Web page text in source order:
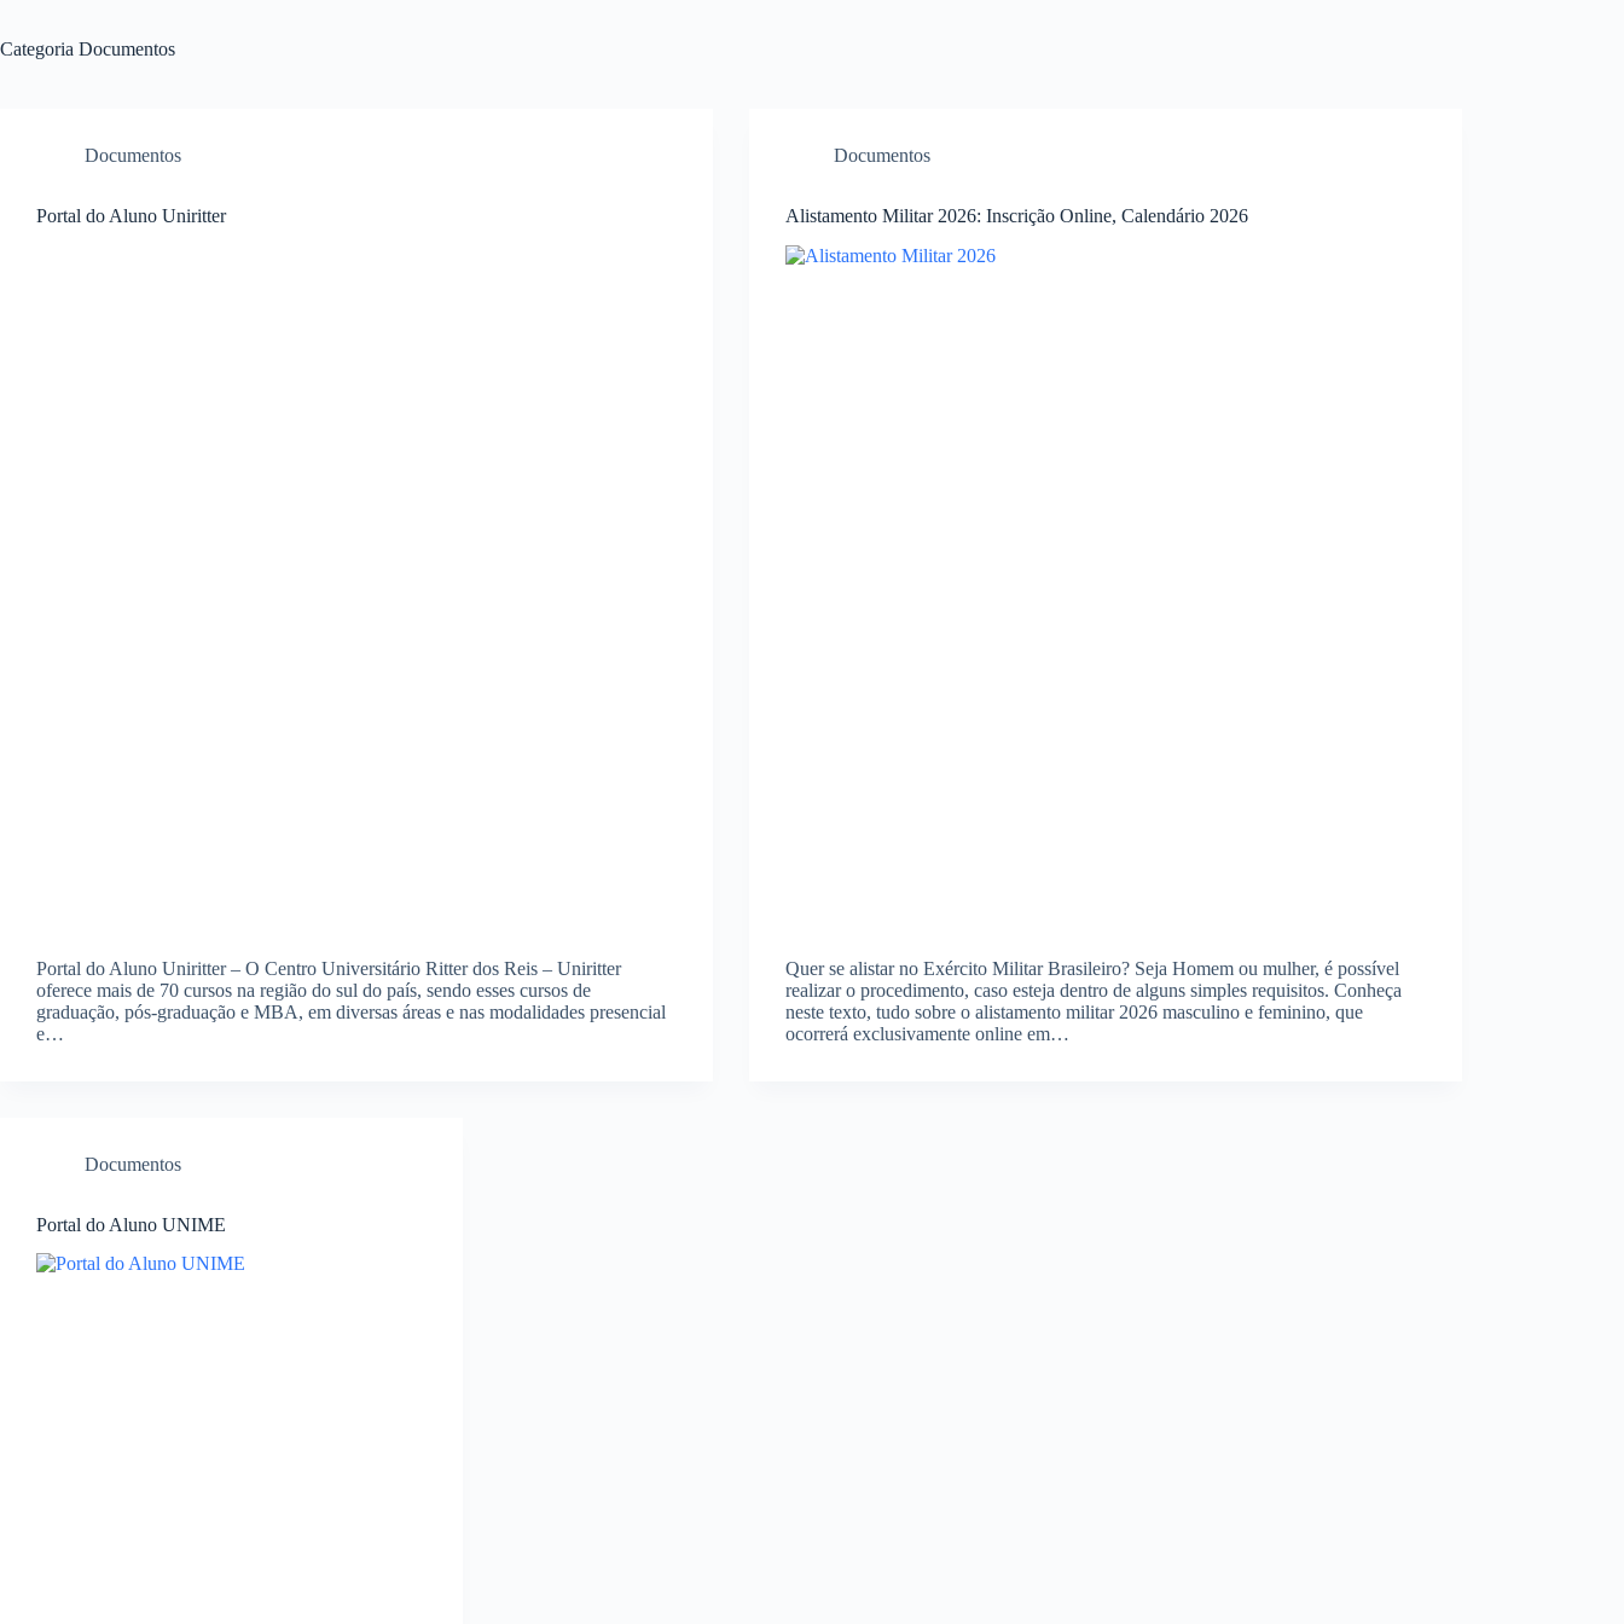
Categoria Documentos
Documentos
Portal do Aluno Uniritter
Portal do Aluno Uniritter – O Centro Universitário Ritter dos Reis – Uniritter
oferece mais de 70 cursos na região do sul do país, sendo esses cursos de
graduação, pós-graduação e MBA, em diversas áreas e nas modalidades presencial
e…
Documentos
Alistamento Militar 2026: Inscrição Online, Calendário 2026
Quer se alistar no Exército Militar Brasileiro? Seja Homem ou mulher, é possível
realizar o procedimento, caso esteja dentro de alguns simples requisitos. Conheça
neste texto, tudo sobre o alistamento militar 2026 masculino e feminino, que
ocorrerá exclusivamente online em…
Documentos
Portal do Aluno UNIME